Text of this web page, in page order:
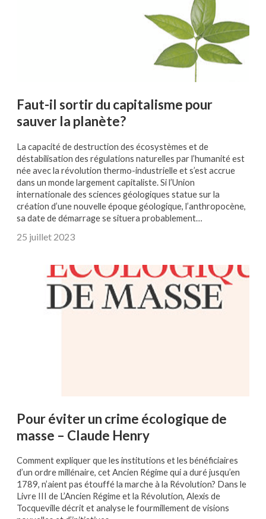
Faut-il sortir du capitalisme pour
sauver la planète?
La capacité de destruction des écosystèmes et de
déstabilisation des régulations naturelles par l’humanité est
née avec la révolution thermo-industrielle et s’est accrue
dans un monde largement capitaliste. Si l’Union
internationale des sciences géologiques statue sur la
création d’une nouvelle époque géologique, l’anthropocène,
sa date de démarrage se situera probablement…
25 juillet 2023
Pour éviter un crime écologique de
masse – Claude Henry
Comment expliquer que les institutions et les bénéficiaires
d’un ordre millénaire, cet Ancien Régime qui a duré jusqu’en
1789, n’aient pas étouffé la marche à la Révolution? Dans le
Livre III de L’Ancien Régime et la Révolution, Alexis de
Tocqueville décrit et analyse le fourmillement de visions